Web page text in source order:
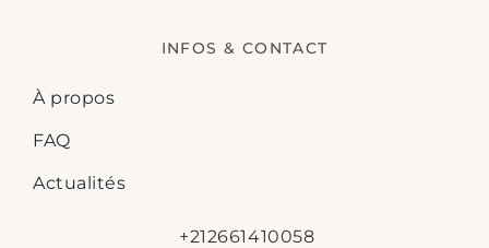
INFOS & CONTACT
À propos
FAQ
Actualités
+212661410058